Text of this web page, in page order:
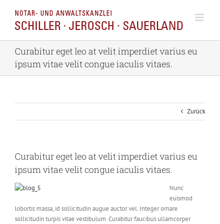
springen
Curabitur eget leo at velit imperdiet varius eu
ipsum vitae velit congue iaculis vitaes.
Zurück
Curabitur eget leo at velit imperdiet varius eu
ipsum vitae velit congue iaculis vitaes.
Nunc
euismod
lobortis massa, id sollicitudin augue auctor vel. Integer ornare
sollicitudin turpis vitae vestibulum. Curabitur faucibus ullamcorper